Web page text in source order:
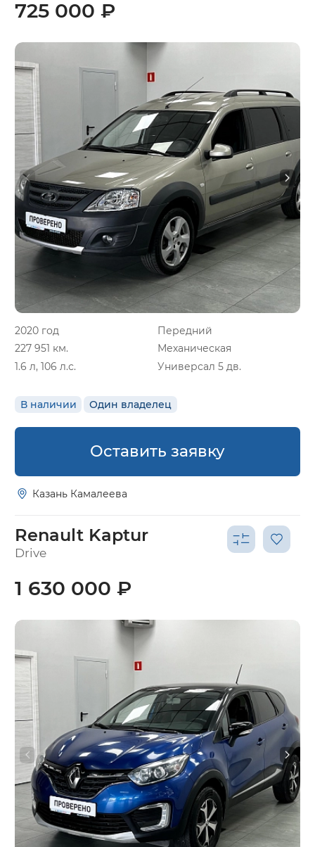
2020 год
Передний
227 951 км.
Механическая
1.6 л, 106 л.с.
Универсал 5 дв.
В наличии Один владелец
725 000 ₽
Оставить заявку
Казань Камалеева
Renault Kaptur
Drive
1 630 000 ₽